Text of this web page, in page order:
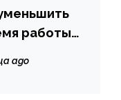
работы
ago